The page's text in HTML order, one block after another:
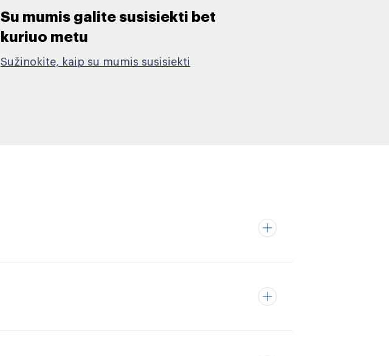
Su mumis galite susisiekti bet
kuriuo metu ​
Sužinokite, kaip su mumis susisiekti